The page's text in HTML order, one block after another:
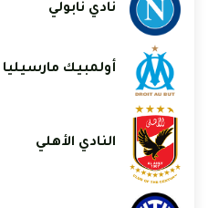
نادي نابولي
أولمبيك مارسيليا
النادي الأهلي